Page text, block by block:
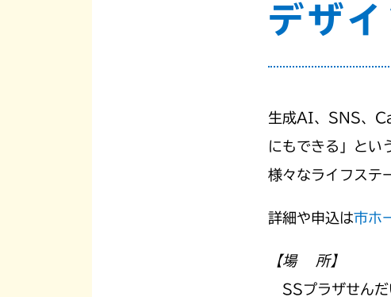
デザ
生成AI、SNS、
にもできる」とい
様々なライフステ
詳細や申込は市ホ
【場 所】
SSプラザせん